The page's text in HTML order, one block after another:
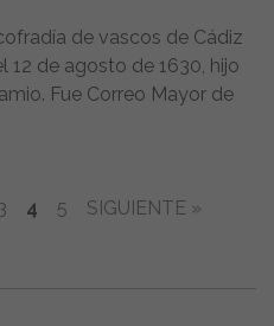
de vascos de Cádiz
12 de agosto de 1630, hijo
Fue Correo Mayor de
3 4 5 SIGUIENTE »